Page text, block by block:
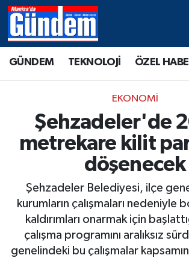
GÜNDEM TEKNOLOJİ ÖZEL
EKONOMİ
Şehzadeler'de
metrekare kilit
döşenecek
Şehzadeler Belediyesi, ilçe
kurumların çalışmaları nedeniyle
kaldırımları onarmak için
çalışma programını aralıksız
genelindeki bu çalışmalar
Manisa Hava Durumu
Tüm Manşetler
Son Dakika Haberleri
Haber Arşivi